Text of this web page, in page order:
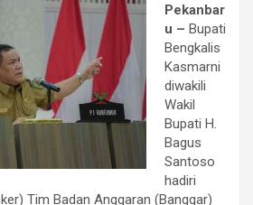
Pekanbar
u – Bupati
Bengkalis
Kasmarni
diwakili
Wakil
Bupati H.
Bagus
Santoso
hadiri
Tim Badan Anggaran (Banggar)